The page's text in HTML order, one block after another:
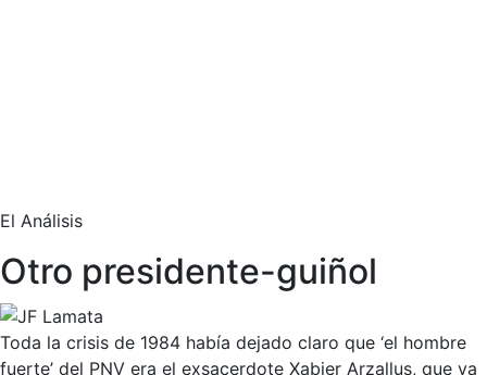
El Análisis
Otro presidente-guiñol
Toda la crisis de 1984 había dejado claro que ‘el hombre
fuerte’ del PNV era el exsacerdote Xabier Arzallus, que ya